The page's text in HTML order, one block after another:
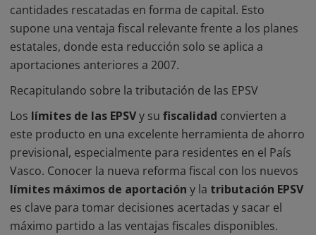
cantidades rescatadas en forma de capital. Esto
supone una ventaja fiscal relevante frente a los planes
estatales, donde esta reducción solo se aplica a
aportaciones anteriores a 2007.
Recapitulando sobre la tributación de las EPSV
Los límites de las EPSVy su fiscalidad convierten a
este producto en una excelente herramienta de ahorro
previsional, especialmente para residentes en el País
Vasco. Conocer la nueva reforma fiscal con los nuevos
límites máximos de aportación y la tributación EPSV
es clave para tomar decisiones acertadas y sacar el
máximo partido a las ventajas fiscales disponibles.